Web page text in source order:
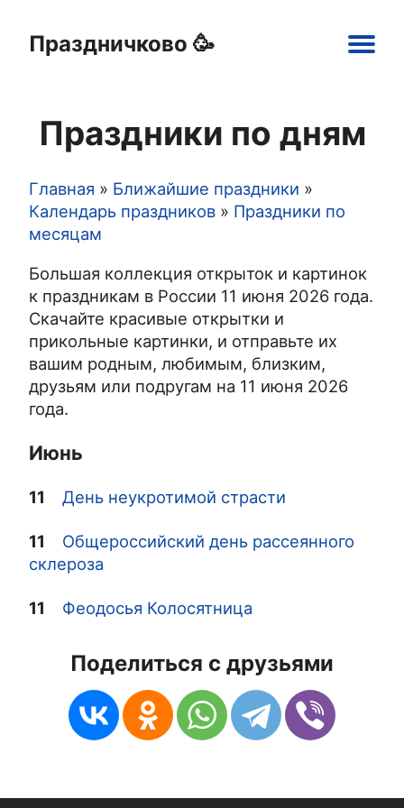
Праздничково 🥳
navigation
Открытки
Картинки
Шаблоны
Праздники
Праздники по дням
Строка
навигации
Главная
Ближайшие праздники
Календарь праздников
Праздники по
месяцам
Большая коллекция открыток и картинок
к праздникам в России 11 июня 2026 года.
Скачайте красивые открытки и
прикольные картинки, и отправьте их
вашим родным, любимым, близким,
друзьям или подругам на 11 июня 2026
года.
Июнь
11 День неукротимой страсти
11
Общероссийский день рассеянного
склероза
11 Феодосья Колосятница
Поделиться с друзьями